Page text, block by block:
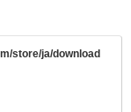
store/ja/download